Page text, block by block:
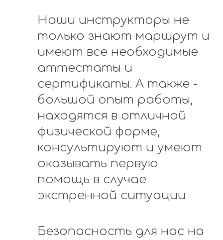
Наши инструкторы не
только знают маршрут и
имеют все необходимые
аттестаты и
сертификаты. А также -
большой опыт работы,
находятся в отличной
физической форме,
консультируют и умеют
оказывать первую
помощь в случае
экстренной ситуации
Безопасность для нас на